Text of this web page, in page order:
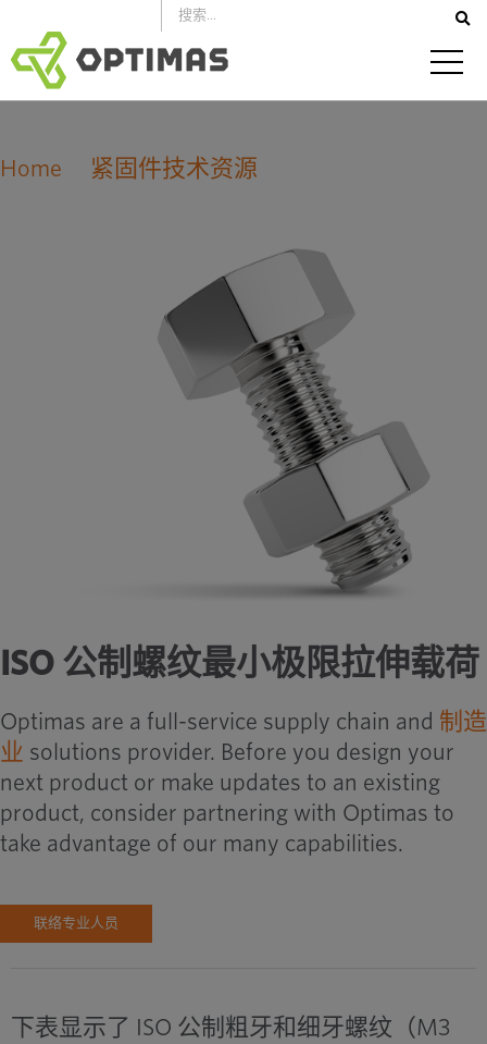
到
内
容
Home
紧固件技术资源
ISO 公制螺纹最小极限拉伸载荷
Optimas are a full-service supply chain and 制造
业 solutions provider. Before you design your
next product or make updates to an existing
product, consider partnering with Optimas to
take advantage of our many capabilities.
联络专业人员
下表显示了 ISO 公制粗牙和细牙螺纹（M3